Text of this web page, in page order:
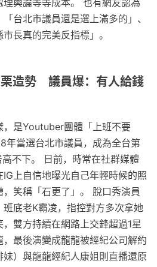
輿論等等成本。 也有網友認為
台北市議員還是選上滿多的」、
長真的完美反指標」。
造勢 議員爆：有人給錢
，是Youtuber團體「上班不要
年當選台北市議員，成為全台第
不下。 日前，時常在社群媒體
上自信地曝光自己年輕時候的照
笑稱「石更了」。 脫口秀演員
底老K霸凌，指控對方多次拿她
雙方持續在網路上交鋒超過1星
最後演變成龍龍被經紀公司解約
）與龍龍經紀人康姐則直播還原